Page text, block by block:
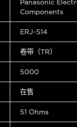
Panasonic
Components
ERJ-S14
卷带（TR）
5000
在售
51 Ohms